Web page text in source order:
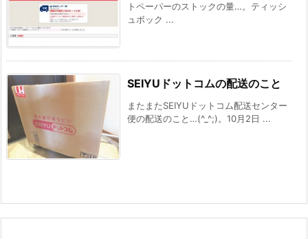
トペーパーのストックの量…。ティッシ
ュボック ...
SEIYUドットコムの配送のこと
またまたSEIYUドットコム配送センター
便の配送のこと…(^_^;)。10月2日 ...